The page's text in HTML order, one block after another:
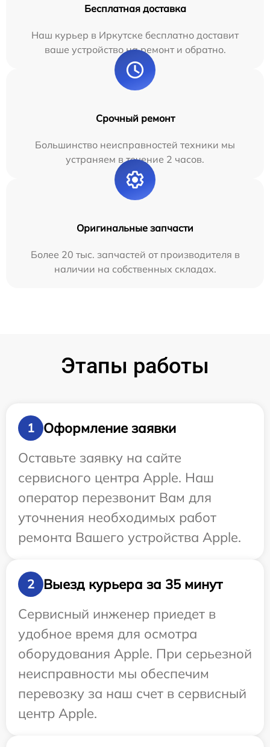
Бесплатная доставка
Наш курьер в Иркутске бесплатно доставит
ваше устройство на ремонт и обратно.
Срочный ремонт
Большинство неисправностей техники мы
устраняем в течение 2 часов.
Оригинальные запчасти
Более 20 тыс. запчастей от производителя в
наличии на собственных складах.
Этапы работы
1
Оформление заявки
Оставьте заявку на сайте
сервисного центра Apple. Наш
оператор перезвонит Вам для
уточнения необходимых работ
ремонта Вашего устройства Apple.
2
Выезд курьера за 35 минут
Сервисный инженер приедет в
удобное время для осмотра
оборудования Apple. При серьезной
неисправности мы обеспечим
перевозку за наш счет в сервисный
центр Apple.